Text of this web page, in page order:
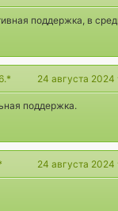
поддержка, в
24 августа 2024
поддержка.
24 августа 2024